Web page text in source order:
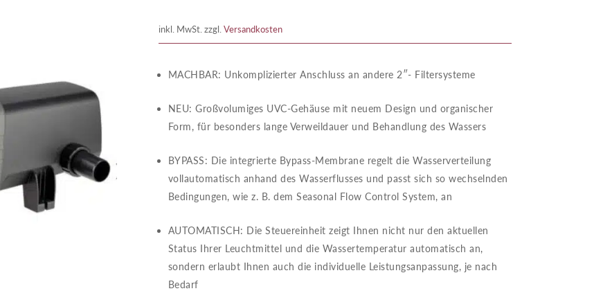
inkl. MwSt. zzgl. Versandkosten
MACHBAR​​: Unkomplizierter Anschluss an andere 2″- Filtersysteme
NEU​​: Großvolumiges UVC-Gehäuse mit neuem Design und organischer
Form, für besonders lange Verweildauer und Behandlung des Wassers
BYPASS​​: Die integrierte Bypass-Membrane regelt die Wasserverteilung
vollautomatisch anhand des Wasserflusses und passt sich so wechselnden
Bedingungen, wie z. B. dem Seasonal Flow Control System, an
AUTOMATISCH​​: Die Steuereinheit zeigt Ihnen nicht nur den aktuellen
Status Ihrer Leuchtmittel und die Wassertemperatur automatisch an,
sondern erlaubt Ihnen auch die individuelle Leistungsanpassung, je nach
Bedarf